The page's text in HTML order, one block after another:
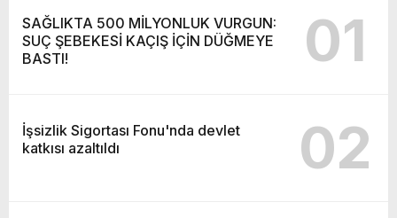
SAĞLIKTA 500 MİLYONLUK VURGUN:
SUÇ ŞEBEKESİ KAÇIŞ İÇİN DÜĞMEYE
BASTI!
01
İşsizlik Sigortası Fonu'nda devlet
katkısı azaltıldı
02